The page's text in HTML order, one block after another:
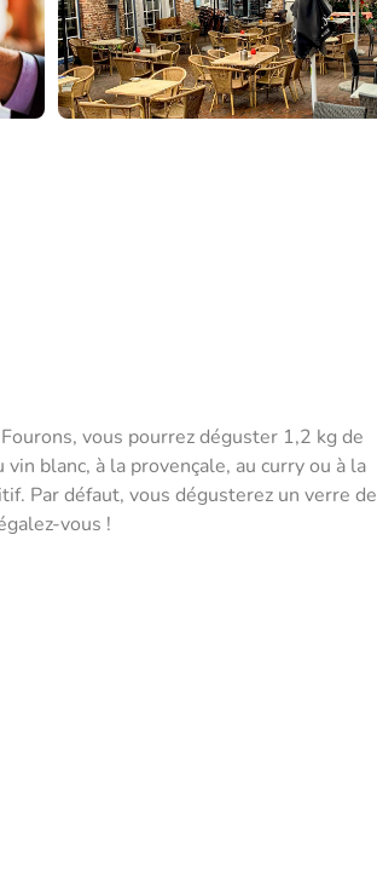
vous pourrez déguster 1,2 kg de
blanc, à la provençale, au curry ou à la
Par défaut, vous dégusterez un verre de
vous !